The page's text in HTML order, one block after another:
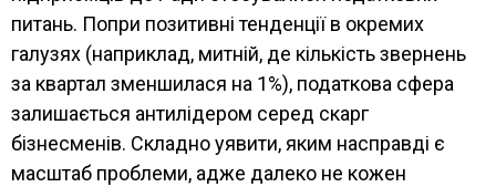
питань. Попри позитивні тенденції в окремих
галузях (наприклад, митній, де кількість звернень
за квартал зменшилася на 1%), податкова сфера
залишається антилідером серед скарг
бізнесменів. Складно уявити, яким насправді є
масштаб проблеми, адже далеко не кожен